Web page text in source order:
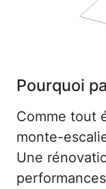
Pourquoi
Comme tout
monte-
Une